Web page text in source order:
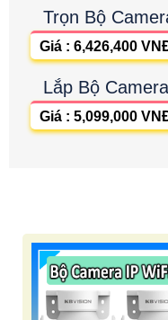
Trọn Bộ
Giá : 6,426,400
Lắp Bộ
Giá : 5,099,000